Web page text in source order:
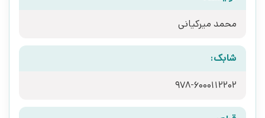
محمد میرکیانی
شابک:
978-6000112202